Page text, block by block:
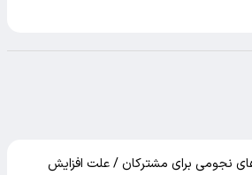
نجومی برای مشترکان / علت افزایش